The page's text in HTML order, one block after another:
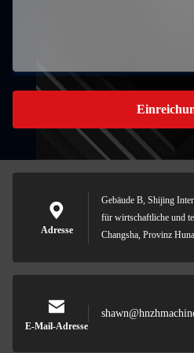
Adresse
Gebäude B, Shijing
für wirtschaftliche und
Changsha, Provinz
E-Mail-Adresse